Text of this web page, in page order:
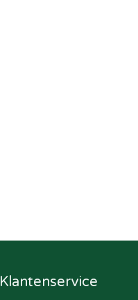
Klantenservice